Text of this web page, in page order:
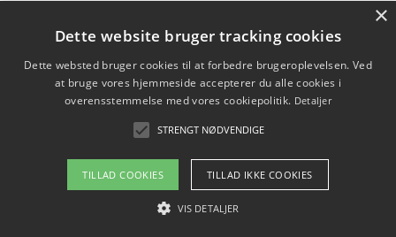
Hvordan kan gaver til unge voksne støtte bevarelsen
Copyright 2026 - Pilanto Aps
Om / kontakt
Blog Betingelser
×
Dette website bruger tracking cookies
Dette websted bruger cookies til at forbedre brugeroplevelsen. Ved
at bruge vores hjemmeside accepterer du alle cookies i
overensstemmelse med vores cookiepolitik. Detaljer
STRENGT NØDVENDIGE
TILLAD COOKIES TILLAD IKKE COOKIES
VIS DETALJER